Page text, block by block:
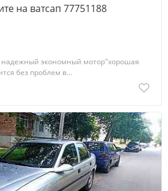
на ватсап 77751188
надежный экономный мотор"хорошая
без проблем в...